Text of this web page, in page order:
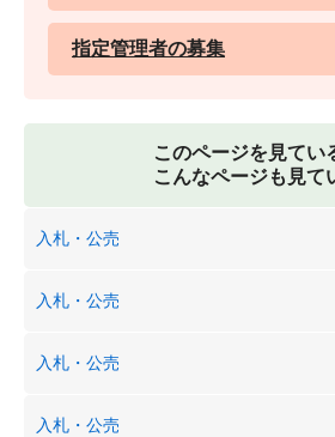
指定管理者の募集
このページを見てい
こんなページも見て
入札・公売
入札・公売
入札・公売
入札・公売